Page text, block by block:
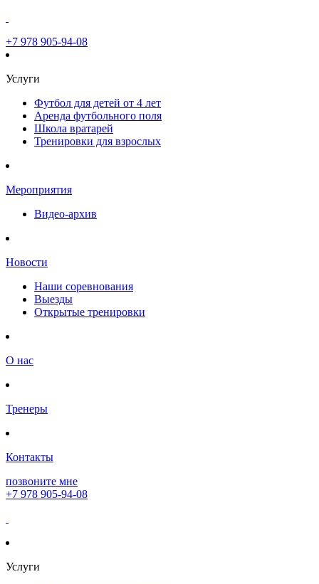
+7 978 905-94-08
Услуги
Футбол для детей от 4 лет
Аренда футбольного поля
Школа вратарей
Тренировки для взрослых
Мероприятия
Видео-архив
Новости
Наши соревнования
Выезды
Открытые тренировки
О нас
Тренеры
Контакты
позвоните мне
+7 978 905-94-08
Услуги